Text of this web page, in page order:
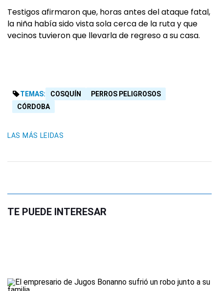
Testigos afirmaron que, horas antes del ataque fatal,
la niña había sido vista sola cerca de la ruta y que
vecinos tuvieron que llevarla de regreso a su casa.
TEMAS: COSQUÍN
PERROS PELIGROSOS
CÓRDOBA
LAS MÁS LEIDAS
TE PUEDE INTERESAR